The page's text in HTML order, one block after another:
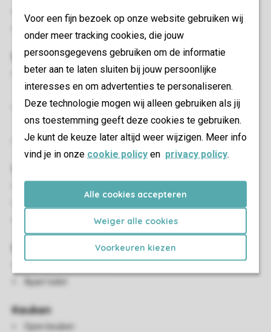
Voor een fijn bezoek op onze website gebruiken wij
onder meer tracking cookies, die jouw
persoonsgegevens gebruiken om de informatie
beter aan te laten sluiten bij jouw persoonlijke
interesses en om advertenties te personaliseren.
Deze technologie mogen wij alleen gebruiken als jij
ons toestemming geeft deze cookies te gebruiken.
Je kunt de keuze later altijd weer wijzigen. Meer info
vind je in onze cookie policy en privacy policy.
Alle cookies accepteren
Weiger alle cookies
Voorkeuren kiezen
Slaapkamer(s)
Slaapkamer met twee 1-persoons boxsprings en smart-tv
op de begane grond
Slaapkamer met twee 1-persoons boxsprings op de eerste
verdieping
Bedden voorzien van dekbedden en hoofdkussens
Apart toilet
Keuken
Open keuken